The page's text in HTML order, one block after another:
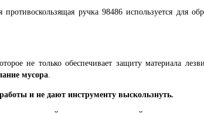
ручка 98486 используется для
не только обеспечивает защиту материала
мусора.
и не дают инструменту выскользнуть.